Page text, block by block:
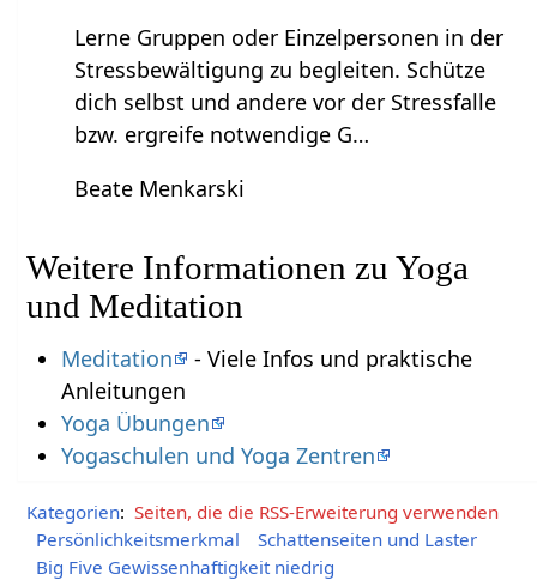
Lerne Gruppen oder Einzelpersonen in der
Stressbewältigung zu begleiten. Schütze
dich selbst und andere vor der Stressfalle
bzw. ergreife notwendige G…
Beate Menkarski
Weitere Informationen zu Yoga
und Meditation
Meditation
- Viele Infos und praktische
Anleitungen
Yoga Übungen
Yogaschulen und Yoga Zentren
Kategorien: Seiten, die die RSS-Erweiterung verwenden
Persönlichkeitsmerkmal
Schattenseiten und Laster
Big Five Gewissenhaftigkeit niedrig